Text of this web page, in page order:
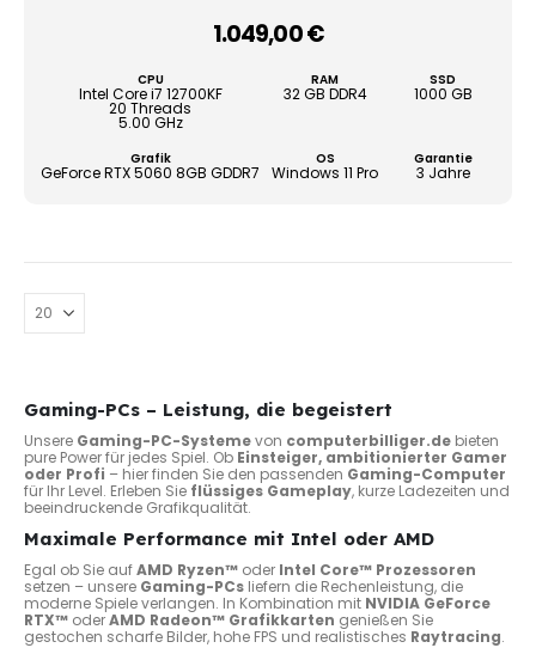
1.049,00€–
CPU
Intel Core i7 12700KF
20 Threads
5.00 GHz
RAM
32 GB DDR4
SSD
1000 GB
Grafik
GeForce RTX 5060 8GB GDDR7
OS
Windows 11 Pro
Garantie
3 Jahre
Gaming-PCs – Leistung, die begeistert
Unsere Gaming-PC-Systemevon computerbilliger.de bieten
pure Power für jedes Spiel. Ob Einsteiger, ambitionierter Gamer
oder Profi – hier finden Sie den passenden Gaming-Computer
für Ihr Level. Erleben Sie flüssiges Gameplay, kurze Ladezeiten und
beeindruckende Grafikqualität.
Maximale Performance mit Intel oder AMD
Egal ob Sie aufAMD Ryzen™ oder Intel Core™ Prozessoren
setzen – unsere Gaming-PCs liefern die Rechenleistung, die
moderne Spiele verlangen. In Kombination mit NVIDIA GeForce
RTX™ oderAMD Radeon™ Grafikkarten genießen Sie
gestochen scharfe Bilder, hohe FPS und realistisches Raytracing.